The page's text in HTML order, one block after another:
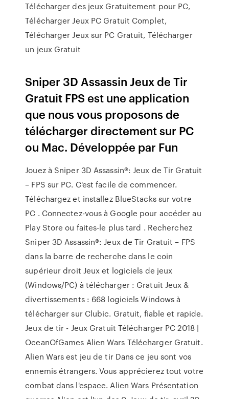
Télécharger des jeux Gratuitement pour PC,
Télécharger Jeux PC Gratuit Complet,
Télécharger Jeux sur PC Gratuit, Télécharger
un jeux Gratuit
Sniper 3D Assassin Jeux de Tir
Gratuit FPS est une application
que nous vous proposons de
télécharger directement sur PC
ou Mac. Développée par Fun
Jouez à Sniper 3D Assassin®: Jeux de Tir Gratuit
– FPS sur PC. C'est facile de commencer.
Téléchargez et installez BlueStacks sur votre
PC . Connectez-vous à Google pour accéder au
Play Store ou faites-le plus tard . Recherchez
Sniper 3D Assassin®: Jeux de Tir Gratuit – FPS
dans la barre de recherche dans le coin
supérieur droit Jeux et logiciels de jeux
(Windows/PC) à télécharger : Gratuit Jeux &
divertissements : 668 logiciels Windows à
télécharger sur Clubic. Gratuit, fiable et rapide.
Jeux de tir - Jeux Gratuit Télécharger PC 2018 |
OceanOfGames Alien Wars Télécharger Gratuit.
Alien Wars est jeu de tir Dans ce jeu sont vos
ennemis étrangers. Vous apprécierez tout votre
combat dans l'espace. Alien Wars Présentation